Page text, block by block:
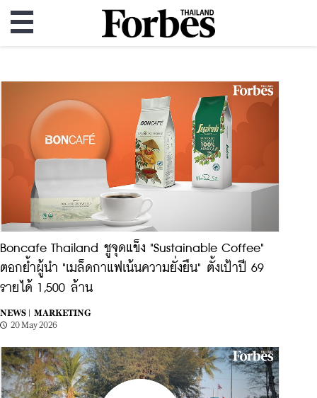
Boncafe Thailand ชูจุดแข็ง "Sustainable Coffee"
ตอกย้ำผู้นำ "เมล็ดกาแฟเน้นความยั่งยืน" ตั้งเป้าปี 69
รายได้ 1,500 ล้าน
NEWS |
MARKETING
20 May 2026